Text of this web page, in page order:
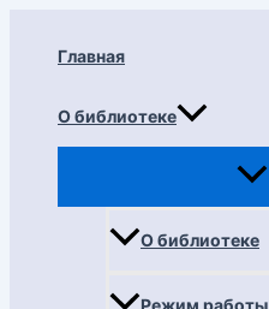
Главная
О библиотеке
О библиотеке
Режим работы